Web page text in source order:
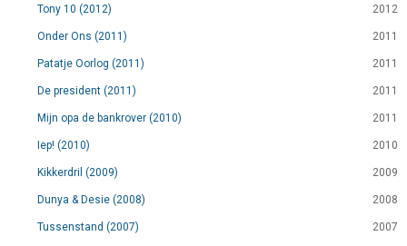
Tony 10 (2012) 2012
Onder Ons (2011) 2011
Patatje Oorlog (2011) 2011
De president (2011) 2011
Mijn opa de bankrover (2010) 2011
Iep! (2010) 2010
Kikkerdril (2009) 2009
Dunya & Desie (2008) 2008
Tussenstand (2007) 2007